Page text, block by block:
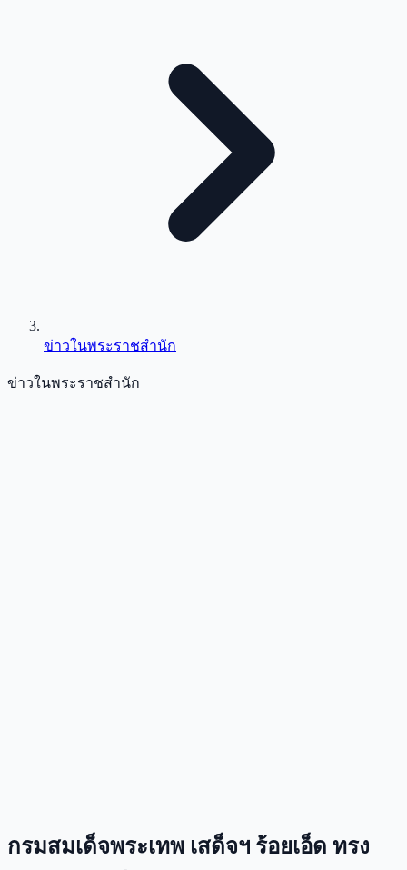
ข่าวในพระราชสำนัก
ข่าวในพระราชสำนัก
กรมสมเด็จพระเทพ เสด็จฯ ร้อยเอ็ด ทรง